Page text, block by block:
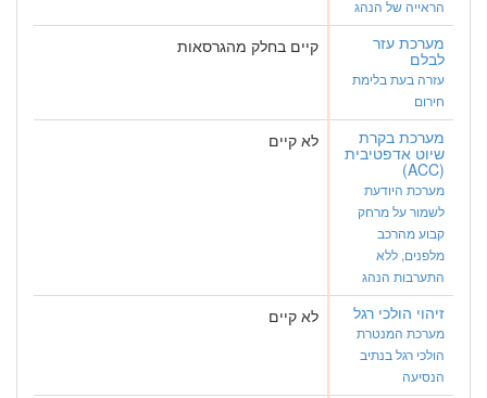
הראייה של הנהג
מערכת עזר
לבלם
עזרה בעת בלימת
חירום
קיים בחלק מהגרסאות
מערכת בקרת
שיוט אדפטיבית
(ACC)
מערכת היודעת
לשמור על מרחק
קבוע מהרכב
מלפנים, ללא
התערבות הנהג
לא קיים
זיהוי הולכי רגל
מערכת המנטרת
הולכי רגל בנתיב
הנסיעה
לא קיים